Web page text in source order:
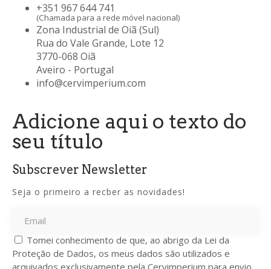
+351 967 644 741
(Chamada para a rede móvel nacional)
Zona Industrial de Oiã (Sul)
Rua do Vale Grande, Lote 12
3770-068 Oiã
Aveiro - Portugal
info@cervimperium.com
Adicione aqui o texto do
seu título
Subscrever Newsletter
Seja o primeiro a recber as novidades!
Tomei conhecimento de que, ao abrigo da Lei da
Proteção de Dados, os meus dados são utilizados e
arquivados exclusivamente pela Cervimperium para envio